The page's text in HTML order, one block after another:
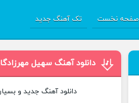
صفحه نخست تک آهنگ جدید
دانلود آهنگ سهیل مهرزادگان
دانلود آهنگ جدید و